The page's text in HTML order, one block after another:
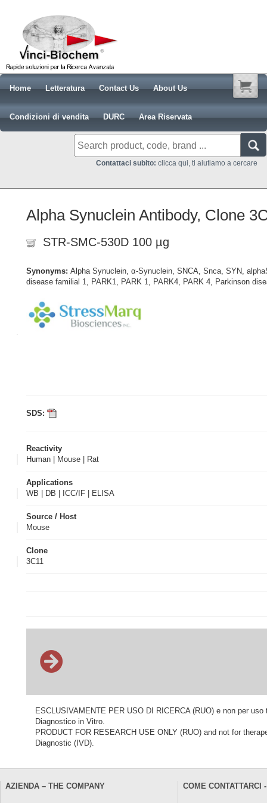
Home Letteratura Contact Us About Us
Condizioni di vendita DURC Area Riservata
Contattaci subito: clicca qui, ti aiutiamo a cercare
Alpha Synuclein Antibody, Clone
STR-SMC-530D 100 µg
Synonyms: Alpha Synuclein, α-Synuclein, SNCA, Snca, SYN,
disease familial 1, PARK1, PARK 1, PARK4, PARK 4, Parkinson
SDS:
Reactivity
Human | Mouse | Rat
Applications
WB | DB | ICC/IF | ELISA
Source / Host
Mouse
Clone
3C11
ESCLUSIVAMENTE PER USO DI RICERCA (RUO) e non per
Diagnostico in Vitro.
PRODUCT FOR RESEARCH USE ONLY (RUO) and not for
Diagnostic (IVD).
AZIENDA – THE COMPANY COME CONTATTARCI